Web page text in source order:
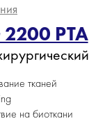
2200 РТА
тканей
на биоткани